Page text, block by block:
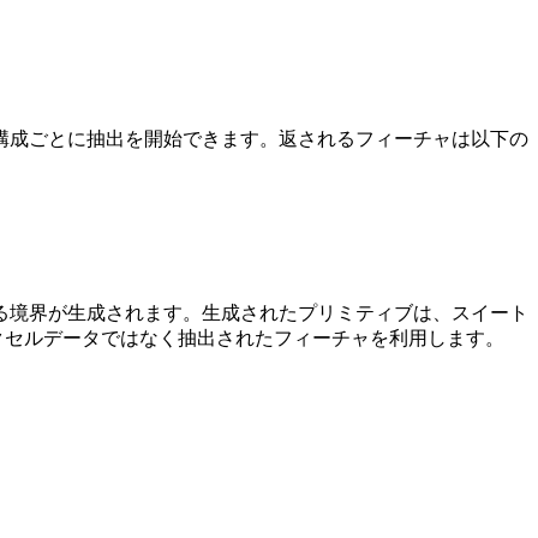
ごとに抽出を開始できます。返されるフィーチャは以下の
界が生成されます。生成されたプリミティブは、スイート
ルデータではなく抽出されたフィーチャを利用します。